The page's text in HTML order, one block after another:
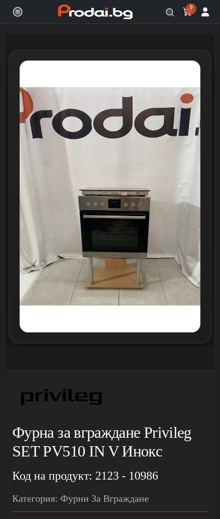
0
Фурна за вграждане Privileg
SET PV510 IN V Инокс
Код на продукт: 2123 - 10986
Категория: Фурни За Вграждане